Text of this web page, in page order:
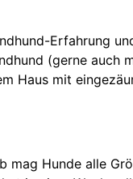
Erfahrung
(gerne auch
Haus mit
mag Hunde alle